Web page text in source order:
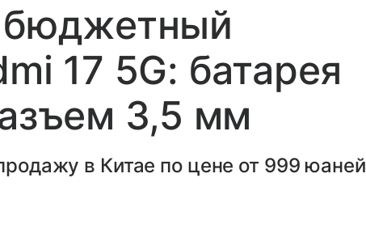
бюджетный
17 5G: батарея
3,5 мм
в Китае по цене от 999 юаней